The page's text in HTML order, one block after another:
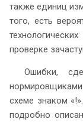
также единиц
того, есть
проверке
Ошибки,
схеме знаком
подробно